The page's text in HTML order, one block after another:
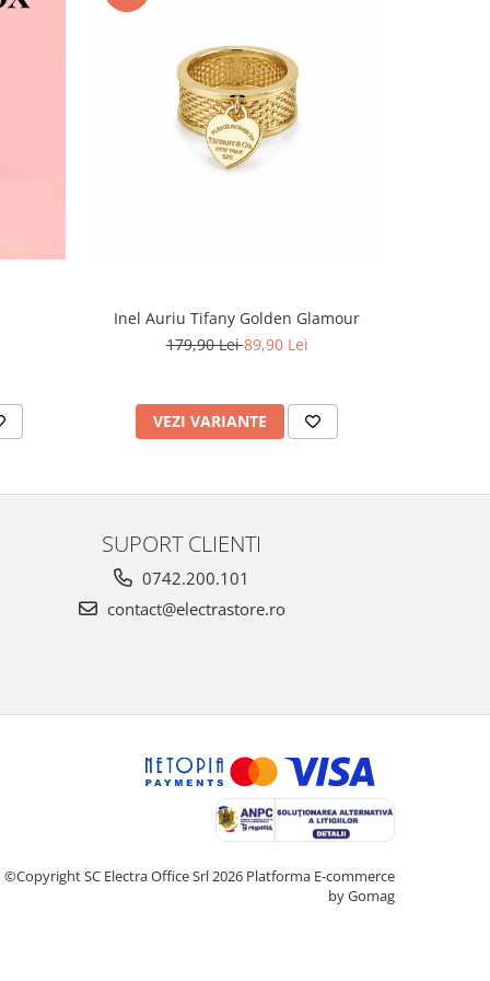
Inel Auriu Tifany Golden Glamour
179,90 Lei89,90 Lei
VEZI VARIANTE
SUPORT CLIENTI
0742.200.101
contact@electrastore.ro
©Copyright SC Electra Office Srl 2026 Platforma E-commerce
by Gomag